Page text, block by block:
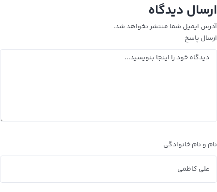
ارسال دیدگاه
آدرس ایمیل شما منتشر نخواهد شد.
ارسال پاسخ
نام و نام خانوادگی